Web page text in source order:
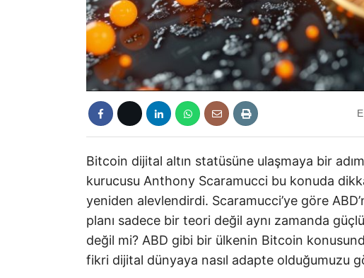
Bitcoin dijital altın statüsüne ulaşmaya bir
kurucusu Anthony Scaramucci bu konuda
yeniden alevlendirdi. Scaramucci’ye göre
planı sadece bir teori değil aynı zamanda
değil mi? ABD gibi bir ülkenin Bitcoin
fikri dijital dünyaya nasıl adapte olduğumuzu